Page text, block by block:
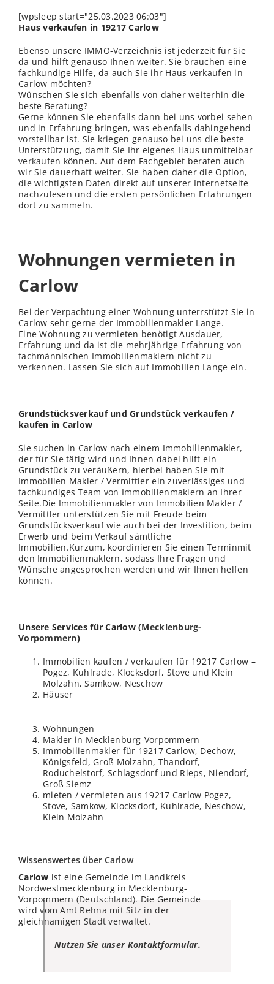
[wpsleep start="25.03.2023 06:03"]
Haus verkaufen in 19217 Carlow
Ebenso unsere IMMO-Verzeichnis ist jederzeit für Sie
da und hilft genauso Ihnen weiter. Sie brauchen eine
fachkundige Hilfe, da auch Sie ihr Haus verkaufen in
Carlow möchten?
Wünschen Sie sich ebenfalls von daher weiterhin die
beste Beratung?
Gerne können Sie ebenfalls dann bei uns vorbei sehen
und in Erfahrung bringen, was ebenfalls dahingehend
vorstellbar ist. Sie kriegen genauso bei uns die beste
Unterstützung, damit Sie Ihr eigenes Haus unmittelbar
verkaufen können. Auf dem Fachgebiet beraten auch
wir Sie dauerhaft weiter. Sie haben daher die Option,
die wichtigsten Daten direkt auf unserer Internetseite
nachzulesen und die ersten persönlichen Erfahrungen
dort zu sammeln.
Wohnungen vermieten in
Carlow
Bei der Verpachtung einer Wohnung unterrstützt Sie in
Carlow sehr gerne der Immobilienmakler Lange.
Eine Wohnung zu vermieten benötigt Ausdauer,
Erfahrung und da ist die mehrjährige Erfahrung von
fachmännischen Immobilienmaklern nicht zu
verkennen. Lassen Sie sich auf Immobilien Lange ein.
Grundstücksverkauf und Grundstück verkaufen /
kaufen in Carlow
Sie suchen in Carlow nach einem Immobilienmakler,
der für Sie tätig wird und Ihnen dabei hilft ein
Grundstück zu veräußern, hierbei haben Sie mit
Immobilien Makler / Vermittler ein zuverlässiges und
fachkundiges Team von Immobilienmaklern an Ihrer
Seite.Die Immobilienmakler von Immobilien Makler /
Vermittler unterstützen Sie mit Freude beim
Grundstücksverkauf wie auch bei der Investition, beim
Erwerb und beim Verkauf sämtliche
Immobilien.Kurzum, koordinieren Sie einen Terminmit
den Immobilienmaklern, sodass Ihre Fragen und
Wünsche angesprochen werden und wir Ihnen helfen
können.
Unsere Services für Carlow (Mecklenburg-
Vorpommern)
Immobilien kaufen / verkaufen für 19217 Carlow –
Pogez, Kuhlrade, Klocksdorf, Stove und Klein
Molzahn, Samkow, Neschow
Häuser
Wohnungen
Makler in Mecklenburg-Vorpommern
Immobilienmakler für 19217 Carlow, Dechow,
Königsfeld, Groß Molzahn, Thandorf,
Roduchelstorf, Schlagsdorf und Rieps, Niendorf,
Groß Siemz
mieten / vermieten aus 19217 Carlow Pogez,
Stove, Samkow, Klocksdorf, Kuhlrade, Neschow,
Klein Molzahn
Wissenswertes über Carlow
Carlow ist eine Gemeinde im Landkreis
Nordwestmecklenburg in Mecklenburg-
Vorpommern (Deutschland). Die Gemeinde
wird vom Amt Rehna mit Sitz in der
gleichnamigen Stadt verwaltet.
Nutzen Sie unser Kontaktformular.